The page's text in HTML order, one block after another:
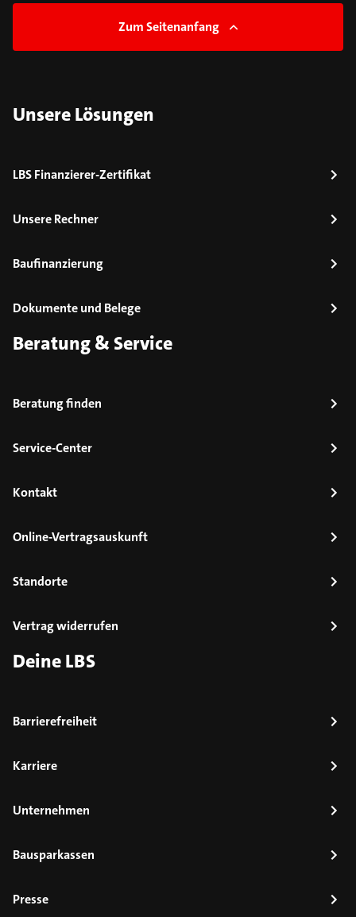
Zum Seitenanfang
Unsere Lösungen
LBS Finanzierer-Zertifikat
Unsere Rechner
Baufinanzierung
Dokumente und Belege
Beratung & Service
Beratung finden
Service-Center
Kontakt
Online-Vertragsauskunft
Standorte
Vertrag widerrufen
Deine LBS
Barrierefreiheit
Karriere
Unternehmen
Bausparkassen
Presse